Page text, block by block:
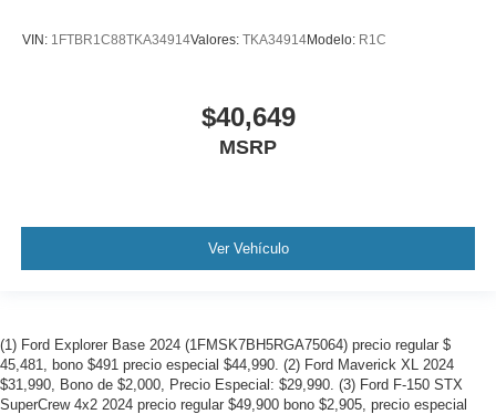
VIN: 1FTBR1C88TKA34914Valores: TKA34914Modelo: R1C
$40,649
MSRP
Ver Vehículo
(1) Ford Explorer Base 2024 (1FMSK7BH5RGA75064) precio regular $
45,481, bono $491 precio especial $44,990. (2) Ford Maverick XL 2024
$31,990, Bono de $2,000, Precio Especial: $29,990. (3) Ford F-150 STX
SuperCrew 4x2 2024 precio regular $49,900 bono $2,905, precio especial